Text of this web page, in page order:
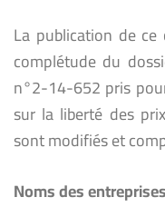
La publication de
complétude du
n°2-14-652 pris
sur la liberté des
sont modifiés et
Noms des